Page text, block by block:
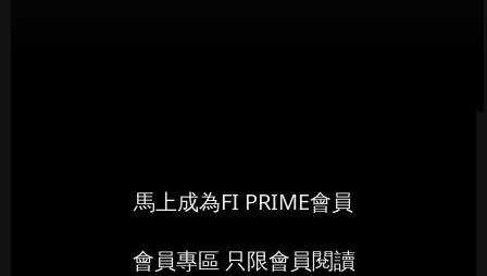
馬上成為FI PRIME會員
會員專區 只限會員閱讀